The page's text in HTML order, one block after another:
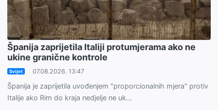
Španija zaprijetila Italiji protumjerama ako ne
ukine granične kontrole
Svijet 07.08.2026. 13:47
Španija je zaprijetila uvođenjem "proporcionalnih mjera" protiv
Italije ako Rim do kraja nedjelje ne uk...